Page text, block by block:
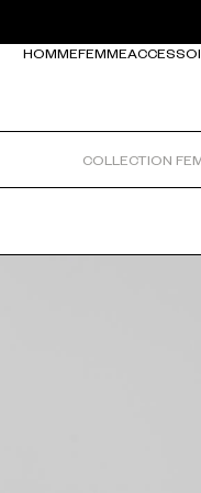
HOMMEFEMME
COLLECTION